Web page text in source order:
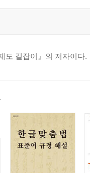
도 길잡이』의 저자이다.